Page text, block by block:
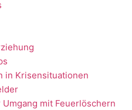
in Krisensituationen
Umgang mit Feuerlöschern